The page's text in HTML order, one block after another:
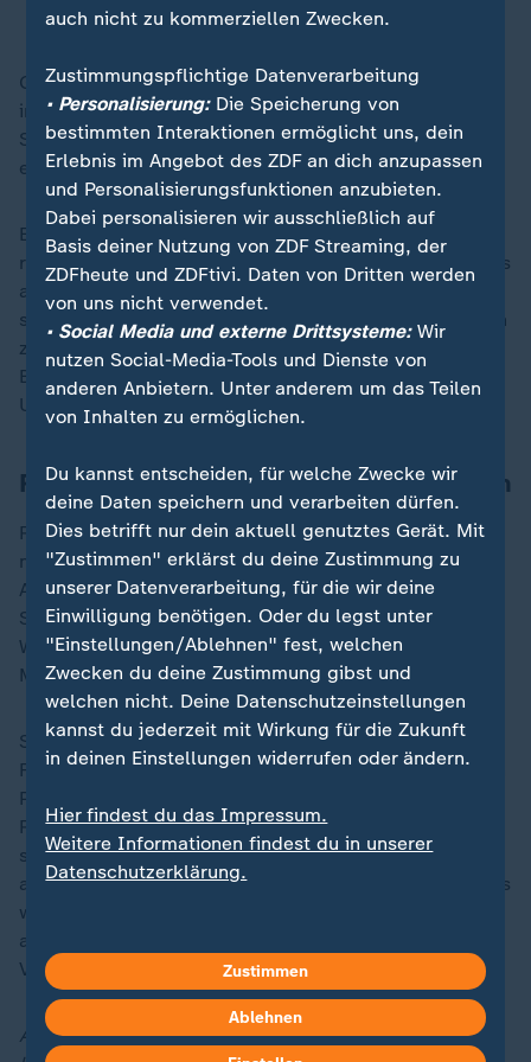
Wolodymyr Selenskyj, ukrainischer Präsident
Geplant seien bis dahin vorbereitende Verhandlungen
in
Katar, in derTürkeiin diesem Sommer und im
September in Kanada, sagte Selenskyj, der selbst
einen Friedensplan vorgelegt hat.
Ein Kernpunkt darin ist der vollständige Abzug der
russischen Truppen aus den Ukraine. Moskau hatte das
als realitätsfern zurückgewiesen. Russland hatte zwar
selbst immer wieder beteuert, bereit zu Verhandlungen
zu sein - allerdings unter anderem unter der
Bedingung, dass Kiew Gebiete abtritt. Das lehnt die
Ukraine ab.
Russland will nicht an Gipfel teilnehmen
Russland werde an einem solchen Gipfel Selenskyjs
nicht teilnehmen, sagte der Chef des Auswärtigen
Ausschusses der russischen Staatsduma, Leonid
Sluzki. Er bezeichnete die ukrainische Führung als vom
Westen gesteuerte "Marionetten", von denen sich
Moskau keine Bedingungen diktieren lasse.
Sluzki betonte, dass eine Reihe von Staaten
Friedensinitiativen und KremlchefWladimir Putin einen
Plan vorgelegt haben. Er erinnerte zudem daran, dass
Russland Selenskyj nach dem offiziellen Auslaufen
seiner Amtszeit inzwischen nicht mehr als Präsidenten
anerkenne. Selenskyj gilt aber wegen des Kriegsrechts
weiter als rechtmäßiger Staatschef. Russland erkennt
allerdings nur noch das Parlament und seinen
Vorsitzenden als legitim an.
Aktuelle Meldungen zu Russlands Angriff auf die
auch nicht zu kommerziellen Zwecken.
Zustimmungspflichtige Datenverarbeitung
• Personalisierung:Die Speicherung von
bestimmten Interaktionen ermöglicht uns, dein
Erlebnis im Angebot des ZDF an dich anzupassen
und Personalisierungsfunktionen anzubieten.
Dabei personalisieren wir ausschließlich auf
Basis deiner Nutzung von ZDF Streaming, der
ZDFheute und ZDFtivi. Daten von Dritten werden
von uns nicht verwendet.
• Social Media und externe Drittsysteme:Wir
nutzen Social-Media-Tools und Dienste von
anderen Anbietern. Unter anderem um das Teilen
von Inhalten zu ermöglichen.
Du kannst entscheiden, für welche Zwecke wir
deine Daten speichern und verarbeiten dürfen.
Dies betrifft nur dein aktuell genutztes Gerät. Mit
"Zustimmen" erklärst du deine Zustimmung zu
unserer Datenverarbeitung, für die wir deine
Einwilligung benötigen. Oder du legst unter
"Einstellungen/Ablehnen" fest, welchen
Zwecken du deine Zustimmung gibst und
welchen nicht. Deine Datenschutzeinstellungen
kannst du jederzeit mit Wirkung für die Zukunft
in deinen Einstellungen widerrufen oder ändern.
Hier findest du das Impressum.
Weitere Informationen findest du in unserer
Datenschutzerklärung.
Zustimmen
Ablehnen